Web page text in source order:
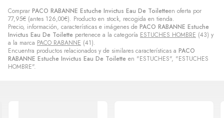
Comprar PACO RABANNE Estuche Invictus Eau De Toiletteen oferta por
77,95€ (antes 126,00€). Producto en stock, recogida en tienda.
Precio, información, características e imágenes de PACO RABANNE Estuche
Invictus Eau De Toilette pertenece a la categoría ESTUCHES HOMBRE (43) y
a la marca PACO RABANNE (41).
Encuentra productos relacionados y de similares características a PACO
RABANNE Estuche Invictus Eau De Toilette en "ESTUCHES", "ESTUCHES
HOMBRE".